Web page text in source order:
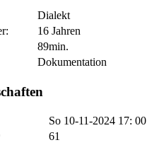
Dialekt
16 Jahren
89min.
Dokumentation
So 10-11-2024 17: 00
61